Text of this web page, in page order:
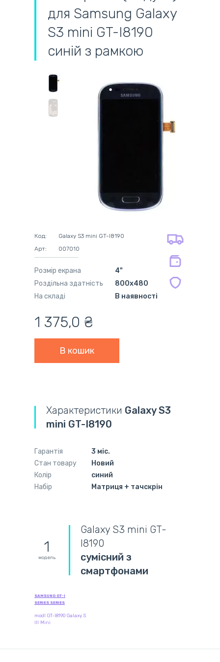
для Samsung Galaxy
S3 mini GT-I8190
синій з рамкою
Код:
Galaxy S3 mini GT-I8190
Арт:
007010
Розмір екрана
4"
Роздільна здатність
800x480
На складі
В наявності
1 375,0 ₴
адресна доставка кур'єром
самовивіз із нової пошти
готівковий розрахунок
безготівковий розрахунок
на оригінальні блоки живлення 12
на сумісні блоки живлення 12 міс.
Характеристики Galaxy S3
mini GT-I8190
Гарантія
3 міс.
Стан товару
Новий
Колір
синий
Набір
Матриця + тачскрін
1
модель
Galaxy S3 mini GT-
I8190
сумісний з
смартфонами
SAMSUNG GT-I
SERIES SERIES
modl GT-I8190 Galaxy S
III Mini